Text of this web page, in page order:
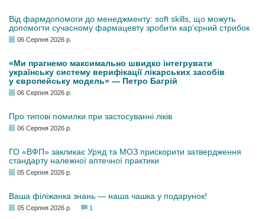
Від фармдопомоги до менеджменту: soft skills, що можуть
допомогти сучасному фармацевту зробити кар’єрний стрибок
06 Серпня 2026 р.
«Ми прагнемо максимально швидко інтегрувати
українську систему верифікації лікарських засобів
у європейську модель» — Петро Багрій
06 Серпня 2026 р.
Про типові помилки при застосуванні ліків
06 Серпня 2026 р.
ГО «ВФП» закликає Уряд та МОЗ прискорити затвердження
стандарту належної аптечної практики
05 Серпня 2026 р.
Ваша філіжанка знань — наша чашка у подарунок!
05 Серпня 2026 р. 1